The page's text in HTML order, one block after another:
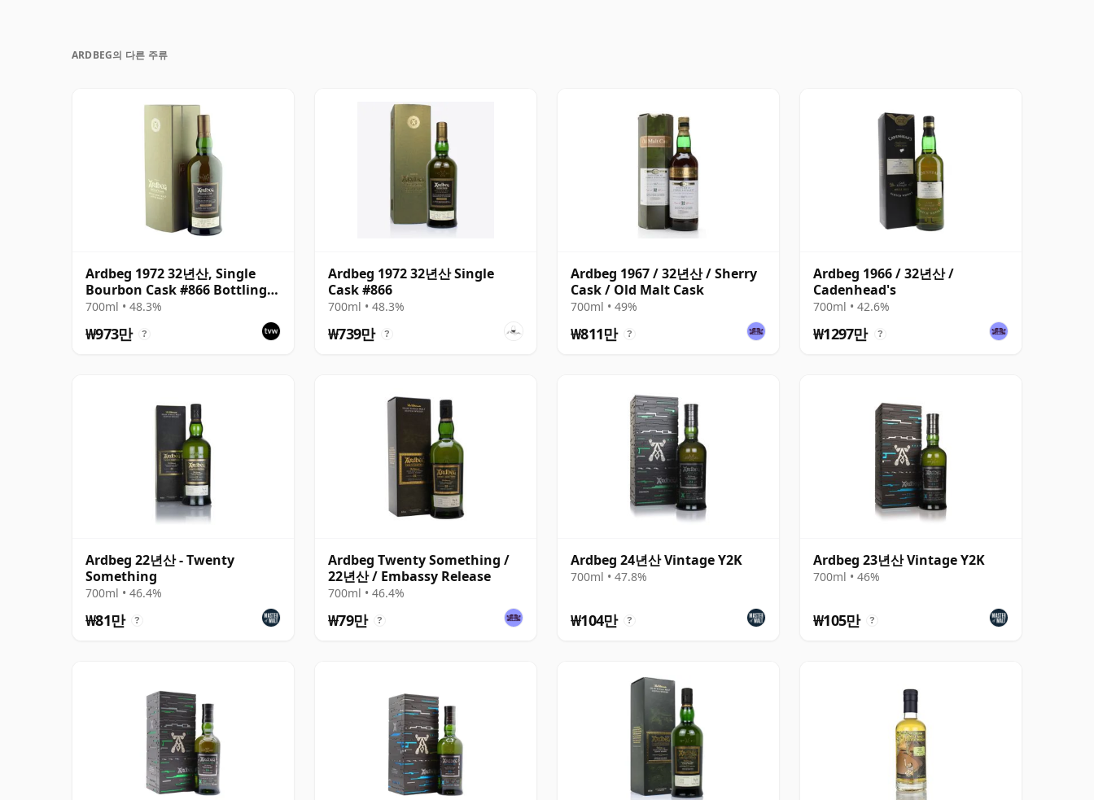
ARDBEG의 다른 주류
Ardbeg 1972 32년산, Single
Bourbon Cask #866 Bottling
with Box
700ml • 48.3%
₩973만 ?
Ardbeg 1972 32년산 Single
Cask #866
700ml • 48.3%
₩739만 ?
Ardbeg 1967 / 32년산 / Sherry
Cask / Old Malt Cask
700ml • 49%
₩811만 ?
Ardbeg 1966 / 32년산 /
Cadenhead's
700ml • 42.6%
₩1297만 ?
Ardbeg 22년산 - Twenty
Something
700ml • 46.4%
₩81만 ?
Ardbeg Twenty Something /
22년산 / Embassy Release
700ml • 46.4%
₩79만 ?
Ardbeg 24년산 Vintage Y2K
700ml • 47.8%
₩104만 ?
Ardbeg 23년산 Vintage Y2K
700ml • 46%
₩105만 ?